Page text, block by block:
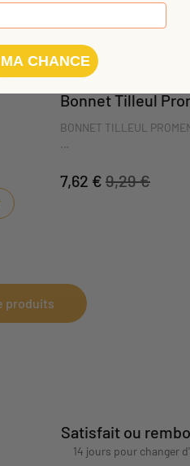
Bonnet Tilleul
BONNET TILLEUL
naissance Promenons
de bébé bien au chaud.
7,62 € 9,29 €
produits
Satisfait ou
14 jours pour changer
CHANCE